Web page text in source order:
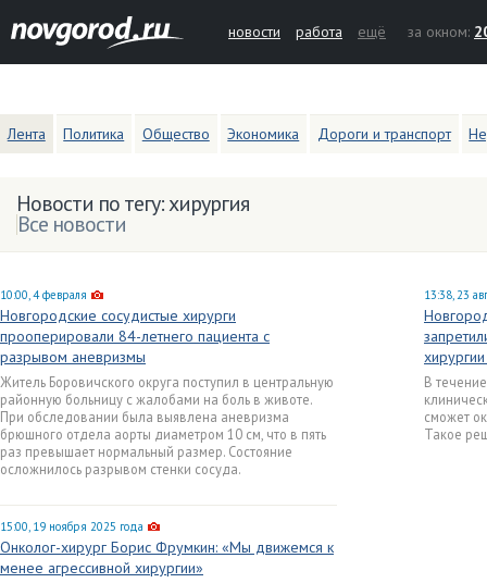
новости работа ещё за окном:
Лента Политика Общество Экономика Дороги и транспорт
Новости по тегу: хирургия
Все новости
10:00, 4 февраля
Новгородские сосудистые хирурги
прооперировали 84-летнего пациента с
разрывом аневризмы
Житель Боровичского округа поступил в центральную
районную больницу с жалобами на боль в животе.
При обследовании была выявлена аневризма
брюшного отдела аорты диаметром 10 см, что в пять
раз превышает нормальный размер. Состояние
осложнилось разрывом стенки сосуда.
15:00, 19 ноября 2025 года
Онколог-хирург Борис Фрумкин: «Мы движемся к
менее агрессивной хирургии»
13:38, 23
В
сможет
Такое